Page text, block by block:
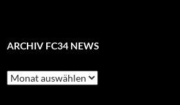
ARCHIV FC34 NEWS
Archiv
FC34